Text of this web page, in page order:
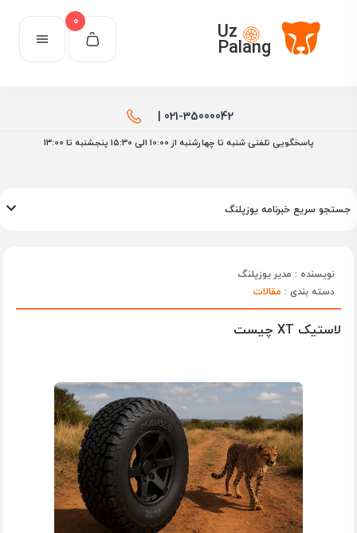
Uz
Palang
0
021-35000042 |
پاسخگویی تلفنی شنبه تا چهارشنبه از 10:00 الی ۱۵:30 پنجشنبه تا 13:00
جستجو سریع خبرنامه یوزپلنگ
نویسنده : مدیر یوزپلنگ
دسته بندی : مقالات
لاستیک XT چیست